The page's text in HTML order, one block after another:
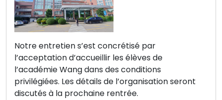
Notre entretien s’est concrétisé par
l’acceptation d’accueillir les élèves de
l’académie Wang dans des conditions
privilégiées. Les détails de l’organisation seront
discutés à la prochaine rentrée.